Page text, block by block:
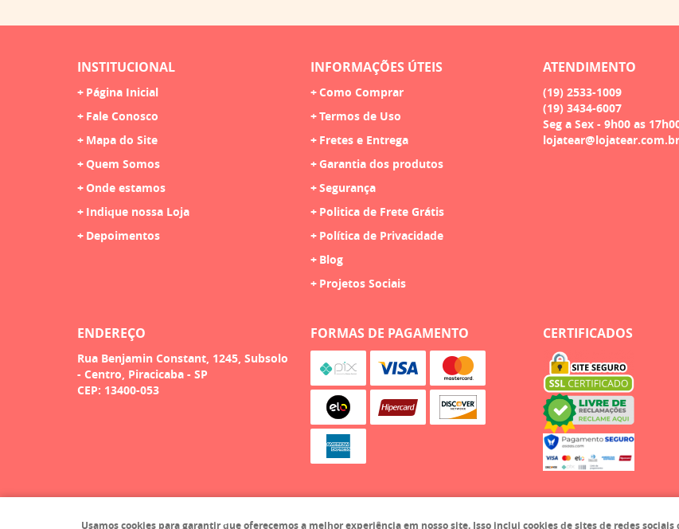
INSTITUCIONAL
Página Inicial
Fale Conosco
Mapa do Site
Quem Somos
Onde estamos
Indique nossa Loja
Depoimentos
INFORMAÇÕES ÚTEIS
Como Comprar
Termos de Uso
Fretes e Entrega
Garantia dos produtos
Segurança
Politica de Frete Grátis
Política de Privacidade
Blog
Projetos Sociais
ATENDIMENTO
(19) 2533-1009
(19) 3434-6007
Seg a Sex - 9h00 as
lojatear@lojatear.com.br
ENDEREÇO
Rua Benjamin Constant, 1245, Subsolo
- Centro, Piracicaba - SP
CEP: 13400-053
FORMAS DE PAGAMENTO CERTIFICADOS
Usamos cookies para garantir que oferecemos a melhor experiência em nosso site. Isso inclui cookies de sites de redes